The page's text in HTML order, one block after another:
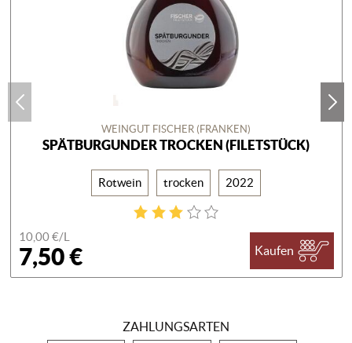
WEINGUT FISCHER (FRANKEN)
SPÄTBURGUNDER TROCKEN (FILETSTÜCK)
Rotwein trocken 2022
10,00 €/L
7,50 € Kaufen
ZAHLUNGSARTEN